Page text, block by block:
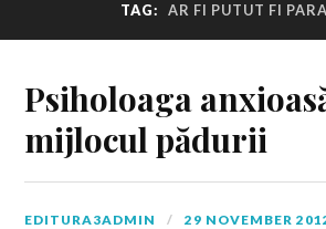
TAG: AR FI PUTUT FI
Psiholoaga
mijlocul pădurii
EDITURA3ADMIN 29 NOVEMBER